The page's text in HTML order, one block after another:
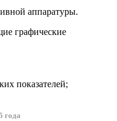
аппаратуры.
графические
показателей;
года